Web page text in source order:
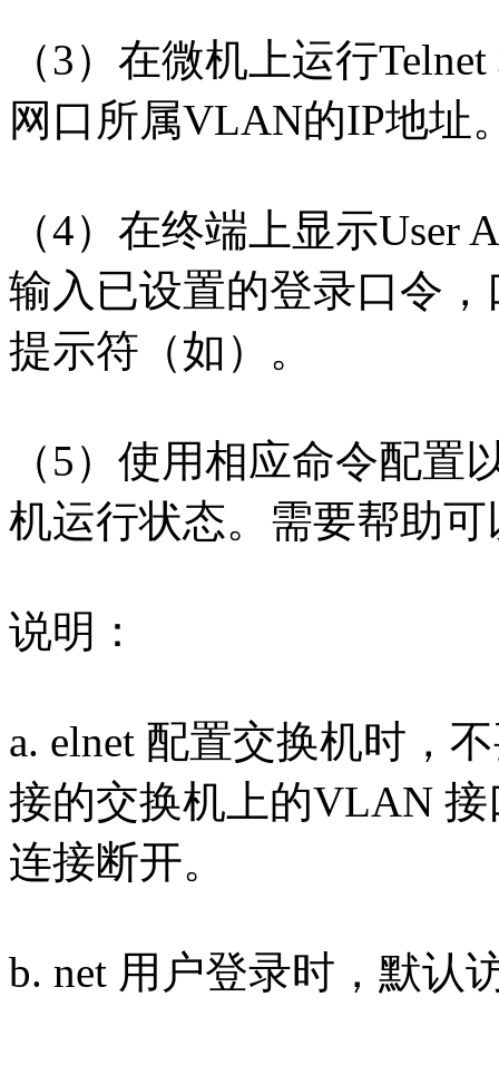
（3）在微机上运行
网口所属VLAN的IP地址
（4）在终端上显示User
输入已设置的登录口令
提示符（如）。
（5）使用相应命令配
机运行状态。需要帮助可
说明：
a. elnet 配置交换机时，
接的交换机上的VLAN 接
连接断开。
b. net 用户登录时，默认